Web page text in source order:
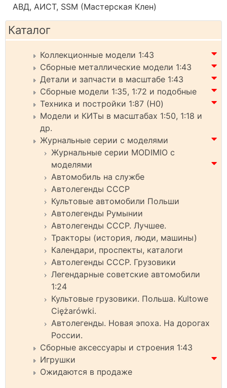
АВД, АИСТ, SSM (Мастерская Клен)
Каталог
Коллекционные модели 1:43
Сборные металлические модели 1:43
Детали и запчасти в масштабе 1:43
Сборные модели 1:35, 1:72 и подобные
Техника и постройки 1:87 (H0)
Модели и КИТы в масштабах 1:50, 1:18 и
др.
Журнальные серии с моделями
Журнальные серии MODIMIO с
моделями
Автомобиль на службе
Автолегенды СССР
Культовые автомобили Польши
Автолегенды Румынии
Автолегенды СССР. Лучшее.
Тракторы (история, люди, машины)
Календари, проспекты, каталоги
Автолегенды СССР. Грузовики
Легендарные советские автомобили
1:24
Культовые грузовики. Польша. Kultowe
Ciężarówki.
Автолегенды. Новая эпоха. На дорогах
России.
Сборные аксессуары и строения 1:43
Игрушки
Ожидаются в продаже